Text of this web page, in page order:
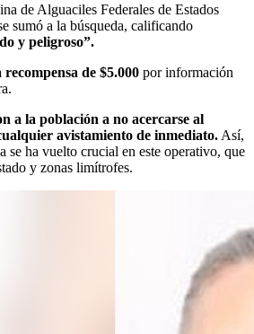
de Alguaciles Federales de Estados
sumó a la búsqueda, calificando
y peligroso”.
de $5.000 por información
a la población a no acercarse al
avistamiento de inmediato. Así,
se ha vuelto crucial en este operativo, que
y zonas limítrofes.